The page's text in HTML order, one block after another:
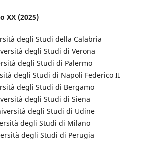
XX (2025)
degli Studi della Calabria
degli Studi di Verona
degli Studi di Palermo
degli Studi di Napoli Federico II
degli Studi di Bergamo
degli Studi di Siena
degli Studi di Udine
degli Studi di Milano
degli Studi di Perugia